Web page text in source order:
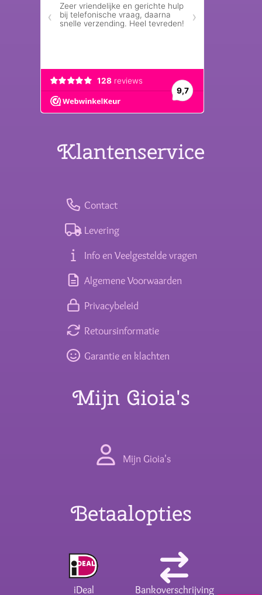
Klantenservice
Contact
Levering
Info en Veelgestelde vragen
Algemene Voorwaarden
Privacybeleid
Retoursinformatie
Garantie en klachten
Mijn Gioia's
Mijn Gioia's
Betaalopties
iDeal Bankoverschrijving